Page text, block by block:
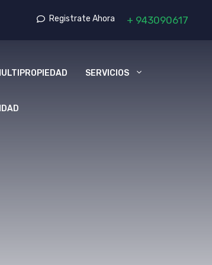
Registrate Ahora + 943090617
SERVICIOS